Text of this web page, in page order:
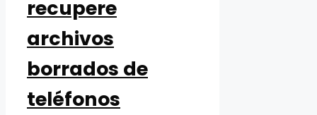
recupere
archivos
borrados de
teléfonos